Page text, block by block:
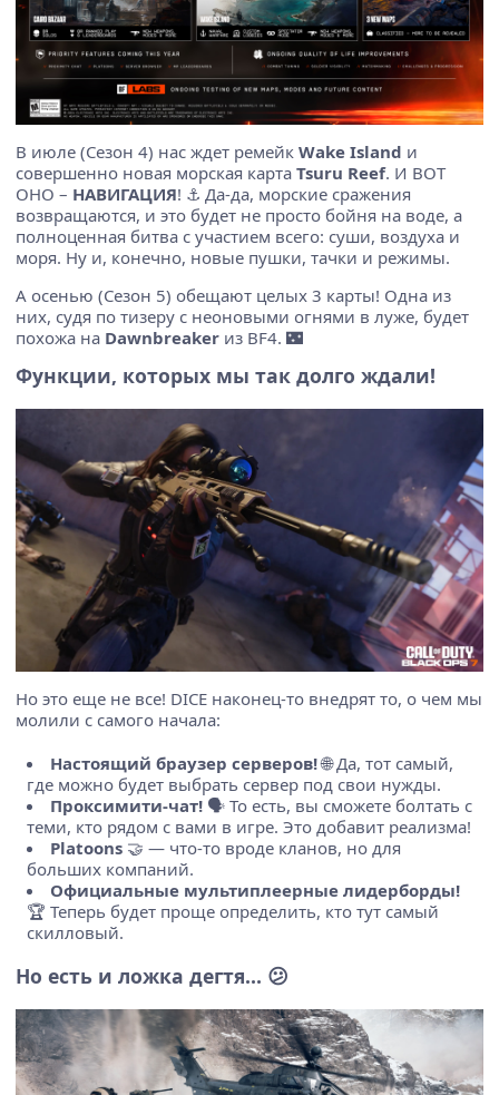
В июле (Сезон 4) нас ждет ремейк Wake Island и
совершенно новая морская карта Tsuru Reef. И ВОТ
ОНО – НАВИГАЦИЯ! ⚓️ Да-да, морские сражения
возвращаются, и это будет не просто бойня на воде, а
полноценная битва с участием всего: суши, воздуха и
моря. Ну и, конечно, новые пушки, тачки и режимы.
А осенью (Сезон 5) обещают целых 3 карты! Одна из
них, судя по тизеру с неоновыми огнями в луже, будет
похожа на Dawnbreaker из BF4. 🌃
Функции, которых мы так долго ждали!
Но это еще не все! DICE наконец-то внедрят то, о чем мы
молили с самого начала:
Настоящий браузер серверов!🌐 Да, тот самый,
где можно будет выбрать сервер под свои нужды.
Проксимити-чат! 🗣️ То есть, вы сможете болтать с
теми, кто рядом с вами в игре. Это добавит реализма!
Platoons 🤝 — что-то вроде кланов, но для
больших компаний.
Официальные мультиплеерные лидерборды!
🏆 Теперь будет проще определить, кто тут самый
скилловый.
Но есть и ложка дегтя... 😕